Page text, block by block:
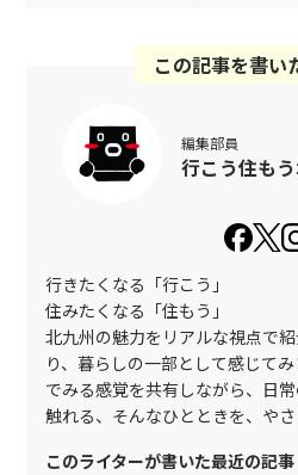
この記事を書い
編集部員
行こう住も
行きたくなる「行こう」
住みたくなる「住もう」
北九州の魅力をリアルな視点で
り、暮らしの一部として感じて
でみる感覚を共有しながら、日
触れる、そんなひとときを、やさ
このライターが書いた最近の記事